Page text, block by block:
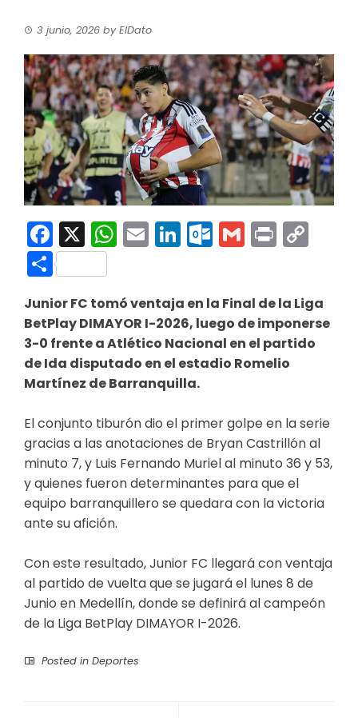
3 junio, 2026 byElDato
Facebook
X WhatsApp
EmailLinkedInGmail
Print
Compartir
Junior FC tomó ventaja en la Final de la Liga
BetPlay DIMAYOR I-2026, luego de imponerse
3-0 frente a Atlético Nacional en el partido
de Ida disputado en el estadio Romelio
Martínez de Barranquilla.
El conjunto tiburón dio el primer golpe en la serie
gracias a las anotaciones de Bryan Castrillón al
minuto 7, y Luis Fernando Muriel al minuto 36 y 53,
y quienes fueron determinantes para que el
equipo barranquillero se quedara con la victoria
ante su afición.
Con este resultado, Junior FC llegará con ventaja
al partido de vuelta que se jugará el lunes 8 de
Junio en Medellín, donde se definirá al campeón
de la Liga BetPlay DIMAYOR I-2026.
Posted in Deportes